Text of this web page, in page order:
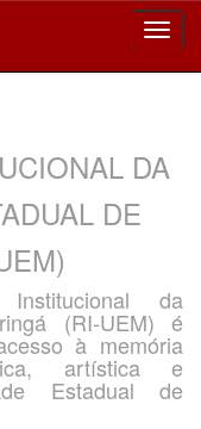
DA
DE
da
(RI-UEM) é
à memória
artística e
Estadual de